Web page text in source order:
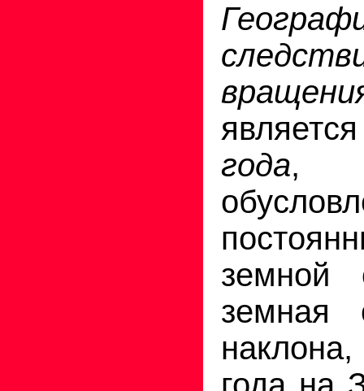
года,
земная